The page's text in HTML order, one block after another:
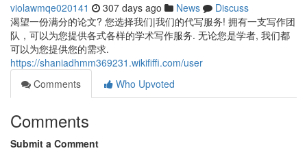
violawmqe020141 307 days ago News
Discuss
渴望一份满分的论文? 您选择我们|我们的代写服务! 拥有一支写作团
队，可以为您提供各式各样的学术写作服务. 无论您是学者, 我们都
可以为您提供您的需求.
https://shaniadhmm369231.wikififfi.com/user
Comments
Who Upvoted
Comments
Submit a Comment